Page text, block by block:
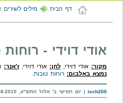
דף הבית מילים לשירים
אודי דוידי -
מקור: אודי דוידי, לחן: אודי דוידי,ז'אנר:
נמצא באלבום: רוחות טובות
isch200 | יום חמישי ב' אלול התש"ע, 12-08-2010 בשעה 20:11